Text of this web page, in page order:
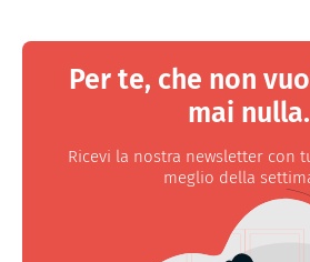
Per te, che non
mai nulla.
Ricevi la nostra newsletter con
meglio della